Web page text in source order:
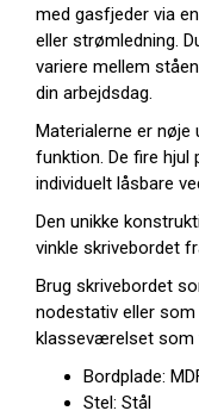
med gasfjeder via
eller strømledning.
variere mellem
din arbejdsdag.
Materialerne er
funktion. De fire
individuelt låsbare
Den unikke
vinkle skrivebordet
Brug skrivebordet
nodestativ eller
klasseværelset som
Bordplade:
Stel: Stål